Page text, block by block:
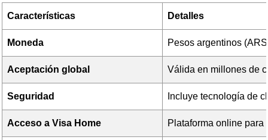
Características Detalles
Moneda Pesos argentinos
Aceptación global Válida en millones de
Seguridad Incluye tecnología de
Acceso a Visa Home Plataforma online para